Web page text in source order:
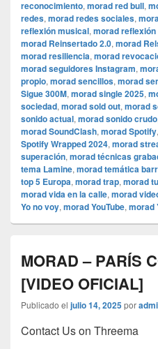
reconocimiento, morad red bull,
redes, morad redes sociales,
reflexión musical, morad
morad Reinsertado 2.0, morad
morad resiliencia, morad
morad seguidores Instagram,
propio, morad sencillos, morad
Sigue 300M, morad single 2025,
sociedad, morad sold out, morad
sonido actual, morad sonido crudo
morad SoundClash, morad Spotify,
Spotify Wrapped 2024, morad
superación, morad técnicas
tema Lamine, morad temática
top 5 Europa, morad trap, morad
morad vida en la calle,
Yo no voy, morad YouTube, morad
MORAD – PARÍS
[VIDEO OFICIAL]
Publicado el julio 14, 2025por
Contact Us on Threema